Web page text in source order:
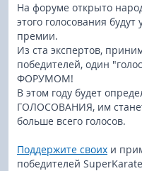
На форуме открыто
этого голосования
премии.
Из ста экспертов,
победителей, один
ФОРУМОМ!
В этом году будет
ГОЛОСОВАНИЯ, им
больше всего голосов.
Поддержите своих и
победителей
Муай тай